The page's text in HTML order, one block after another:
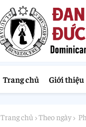
Trang chủ Giới thiệu
Trang chủ Theo ngày